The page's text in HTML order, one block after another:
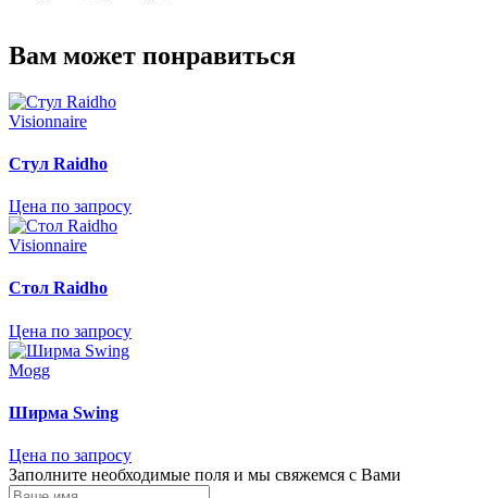
Вам может понравиться
Visionnaire
Стул Raidho
Цена по запросу
Visionnaire
Стол Raidho
Цена по запросу
Mogg
Ширма Swing
Цена по запросу
Заполните необходимые поля и мы свяжемся с Вами